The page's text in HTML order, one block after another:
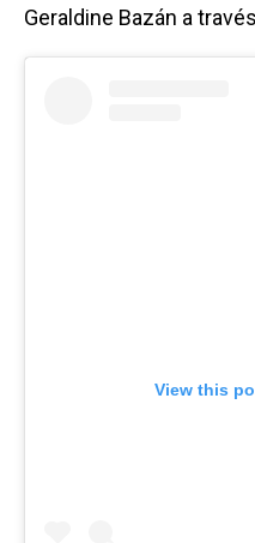
Geraldine Bazán a
View this